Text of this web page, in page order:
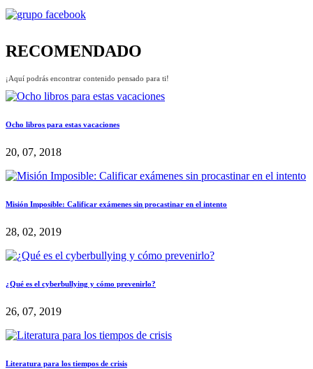
RECOMENDADO
¡Aquí podrás encontrar contenido pensado para ti!
Ocho libros para estas vacaciones
20, 07, 2018
Misión Imposible: Calificar exámenes sin procastinar en el intento
28, 02, 2019
¿Qué es el cyberbullying y cómo prevenirlo?
26, 07, 2019
Literatura para los tiempos de crisis